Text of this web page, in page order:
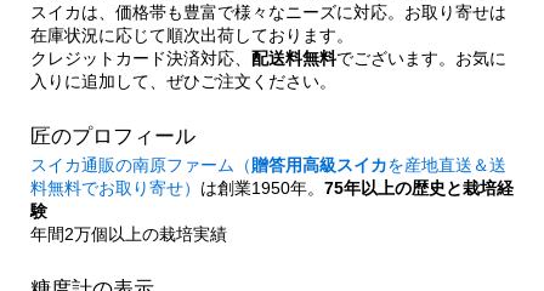
スイカは、価格帯も豊富で様々なニーズに対応。お取り寄せは
在庫状況に応じて順次出荷しております。
クレジットカード決済対応、 配送料無料でございます。お気に
入りに追加して、ぜひご注文ください。
匠のプロフィール
スイカ通販の南原ファーム（贈答用高級スイカを産地直送＆送
料無料でお取り寄せ） は創業1950年。 75年以上の歴史と栽培経
験
年間2万個以上の栽培実績